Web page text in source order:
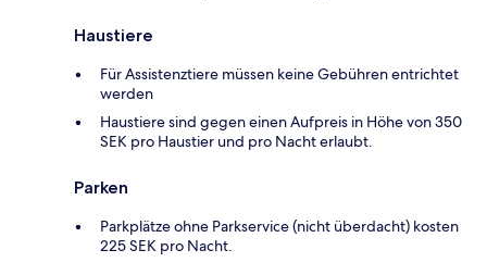
Haustiere
Für Assistenztiere müssen keine Gebühren entrichtet
werden
Haustiere sind gegen einen Aufpreis in Höhe von 350
SEK pro Haustier und pro Nacht erlaubt.
Parken
Parkplätze ohne Parkservice (nicht überdacht) kosten
225 SEK pro Nacht.